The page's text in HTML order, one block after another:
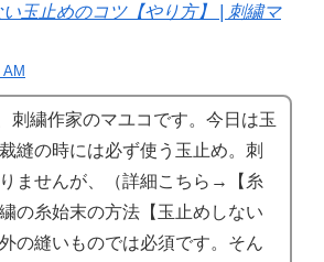
い玉止めのコツ【やり方】 | 刺繍マ
刺繍作家のマユコです。今日は玉
縫の時には必ず使う玉止め。刺
ませんが、（詳細こちら→【糸
の糸始末の方法【玉止めしない
の縫いものでは必須です。そん